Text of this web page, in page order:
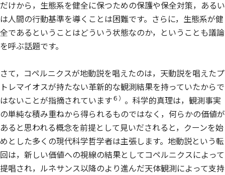
だけから，生態系を健全に保つための保護や保全対策，あるい
は人間の行動基準を導くことは困難です。さらに，生態系が健
全であるということはどういう状態なのか，ということも議論
を呼ぶ話題です。
さて，コペルニクスが地動説を唱えたのは，天動説を唱えたプ
トレマイオスが持たない革新的な観測結果を持っていたからで
はないことが指摘されています６） 。科学的真理は，観測事実
の単純な積み重ねから得られるものではなく，何らかの価値が
あると思われる概念を前提として見いだされると，クーンを始
めとした多くの現代科学哲学者は主張します。地動説という転
回は，新しい価値への視線の結果としてコペルニクスによって
提唱され，ルネサンス以降のより進んだ天体観測によって支持